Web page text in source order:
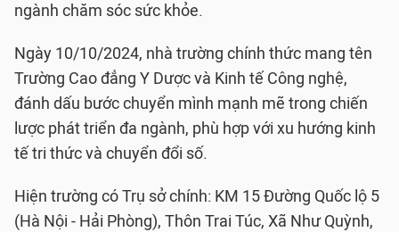
ngành chăm sóc sức khỏe.
Ngày 10/10/2024, nhà trường chính thức mang tên
Trường Cao đẳng Y Dược và Kinh tế Công nghệ,
đánh dấu bước chuyển mình mạnh mẽ trong chiến
lược phát triển đa ngành, phù hợp với xu hướng kinh
tế tri thức và chuyển đổi số.
Hiện trường có Trụ sở chính: KM 15 Đường Quốc lộ 5
(Hà Nội - Hải Phòng), Thôn Trai Túc, Xã Như Quỳnh,